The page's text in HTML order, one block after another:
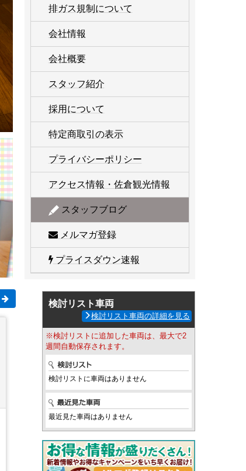
排ガス規制について
会社情報
会社概要
スタッフ紹介
採用について
特定商取引の表示
プライバシーポリシー
アクセス情報・佐倉観光情報
スタッフブログ
メルマガ登録
プライスダウン速報
検討リスト車両
検討リスト車両の詳細を見る
※検討リストに追加した車両は、最大で2
週間自動保存されます。
検討リストに車両はありません
最近見た車両はありません